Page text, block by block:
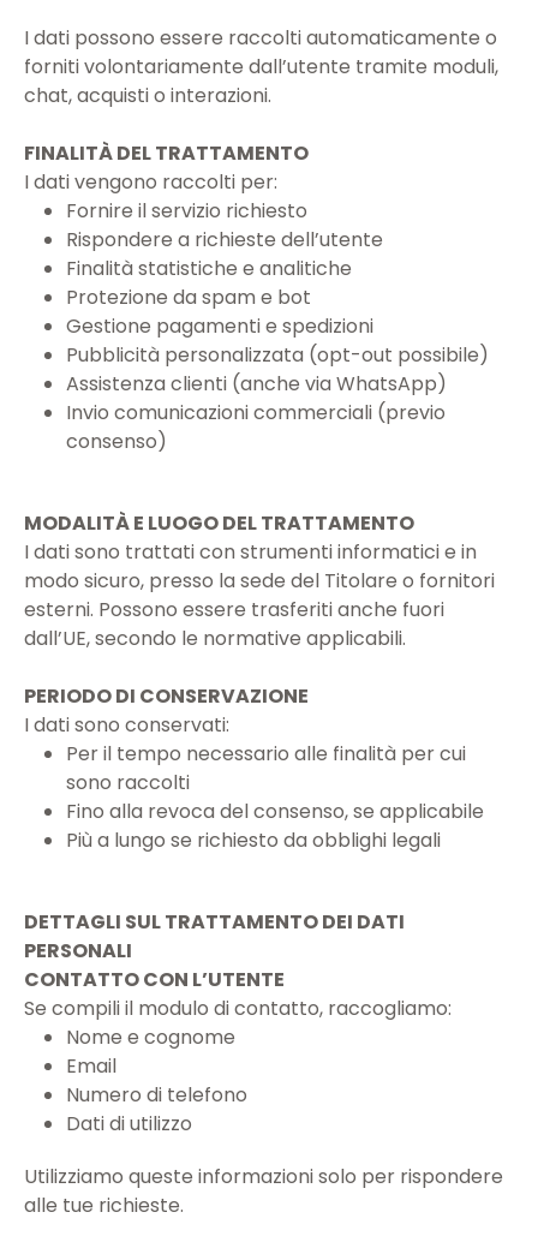
I dati possono essere raccolti automaticamente o
forniti volontariamente dall’utente tramite moduli,
chat, acquisti o interazioni.
FINALITÀ DEL TRATTAMENTO
I dati vengono raccolti per:
Fornire il servizio richiesto
Rispondere a richieste dell’utente
Finalità statistiche e analitiche
Protezione da spam e bot
Gestione pagamenti e spedizioni
Pubblicità personalizzata (opt-out possibile)
Assistenza clienti (anche via WhatsApp)
Invio comunicazioni commerciali (previo
consenso)
MODALITÀ E LUOGO DEL TRATTAMENTO
I dati sono trattati con strumenti informatici e in
modo sicuro, presso la sede del Titolare o fornitori
esterni. Possono essere trasferiti anche fuori
dall’UE, secondo le normative applicabili.
PERIODO DI CONSERVAZIONE
I dati sono conservati:
Per il tempo necessario alle finalità per cui
sono raccolti
Fino alla revoca del consenso, se applicabile
Più a lungo se richiesto da obblighi legali
DETTAGLI SUL TRATTAMENTO DEI DATI
PERSONALI
CONTATTO CON L’UTENTE
Se compili il modulo di contatto, raccogliamo:
Nome e cognome
Email
Numero di telefono
Dati di utilizzo
Utilizziamo queste informazioni solo per rispondere
alle tue richieste.